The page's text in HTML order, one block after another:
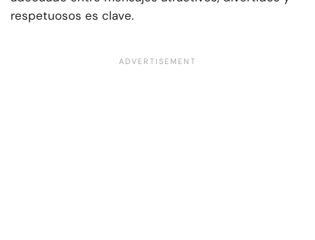
respetuosos es clave.